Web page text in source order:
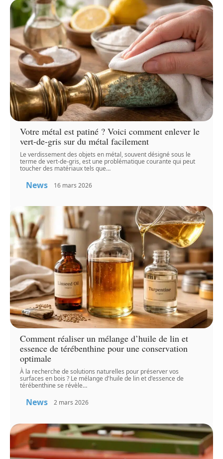
Votre métal est patiné ? Voici comment enlever le
vert-de-gris sur du métal facilement
Le verdissement des objets en métal, souvent désigné sous le
terme de vert-de-gris, est une problématique courante qui peut
toucher des matériaux tels que…
News 16 mars 2026
Comment réaliser un mélange d’huile de lin et
essence de térébenthine pour une conservation
optimale
À la recherche de solutions naturelles pour préserver vos
surfaces en bois ? Le mélange d'huile de lin et d'essence de
térébenthine se révèle…
News 2 mars 2026